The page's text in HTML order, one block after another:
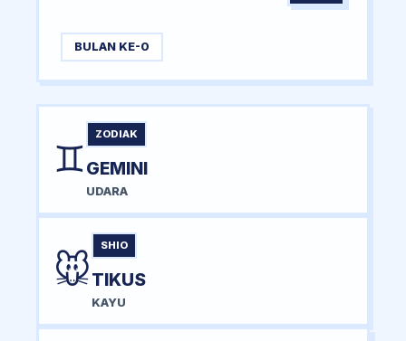
BULAN KE-0
♊
ZODIAK
GEMINI
UDARA
🐭
SHIO
TIKUS
KAYU